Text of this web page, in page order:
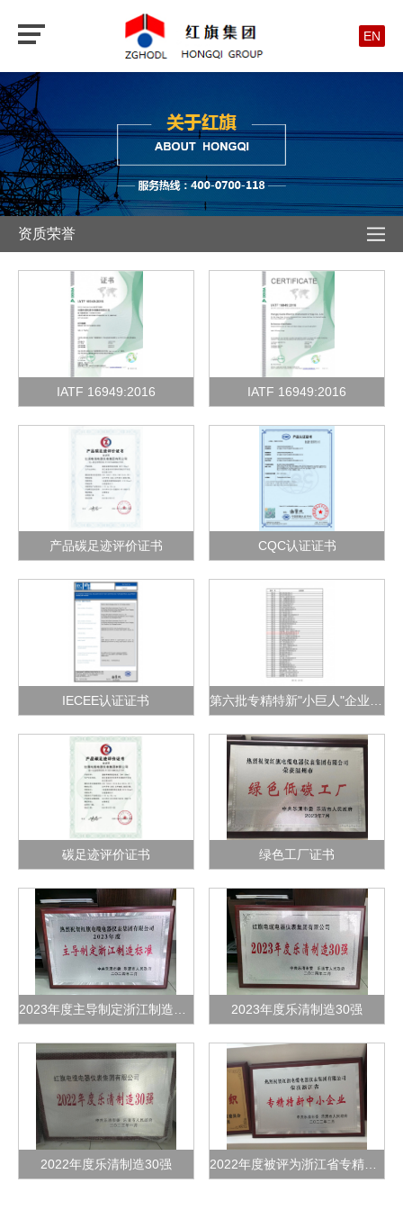
EN
资质荣誉
IATF 16949:2016 IATF 16949:2016
产品碳足迹评价证书 CQC认证证书
IECEE认证证书
碳足迹评价证书 绿色工厂证书
2023年度乐清制造30强
2022年度乐清制造30强